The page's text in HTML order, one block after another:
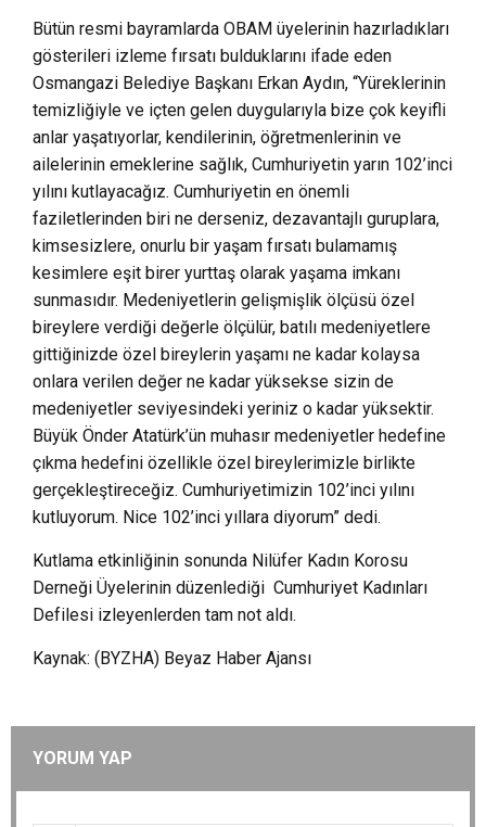
Bütün resmi bayramlarda OBAM üyelerinin hazırladıkları
gösterileri izleme fırsatı bulduklarını ifade eden
Osmangazi Belediye Başkanı Erkan Aydın, “Yüreklerinin
temizliğiyle ve içten gelen duygularıyla bize çok keyifli
anlar yaşatıyorlar, kendilerinin, öğretmenlerinin ve
ailelerinin emeklerine sağlık, Cumhuriyetin yarın 102’inci
yılını kutlayacağız. Cumhuriyetin en önemli
faziletlerinden biri ne derseniz, dezavantajlı guruplara,
kimsesizlere, onurlu bir yaşam fırsatı bulamamış
kesimlere eşit birer yurttaş olarak yaşama imkanı
sunmasıdır. Medeniyetlerin gelişmişlik ölçüsü özel
bireylere verdiği değerle ölçülür, batılı medeniyetlere
gittiğinizde özel bireylerin yaşamı ne kadar kolaysa
onlara verilen değer ne kadar yüksekse sizin de
medeniyetler seviyesindeki yeriniz o kadar yüksektir.
Büyük Önder Atatürk’ün muhasır medeniyetler hedefine
çıkma hedefini özellikle özel bireylerimizle birlikte
gerçekleştireceğiz. Cumhuriyetimizin 102’inci yılını
kutluyorum. Nice 102’inci yıllara diyorum” dedi.
Kutlama etkinliğinin sonunda Nilüfer Kadın Korosu
Derneği Üyelerinin düzenlediği Cumhuriyet Kadınları
Defilesi izleyenlerden tam not aldı.
Kaynak: (BYZHA) Beyaz Haber Ajansı
YORUM YAP